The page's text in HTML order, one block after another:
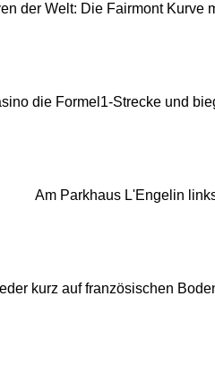
der Welt: Die Fairmont
die Formel1-Strecke und
Am Parkhaus L'Engelin
kurz auf französischen